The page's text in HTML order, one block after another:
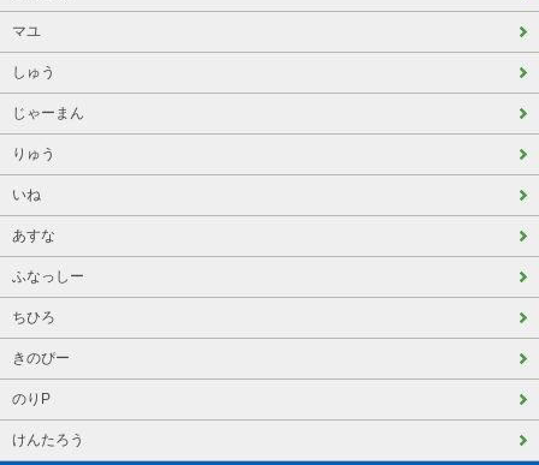
マユ
しゅう
じゃーまん
りゅう
いね
あすな
ふなっしー
ちひろ
きのぴー
のりP
けんたろう